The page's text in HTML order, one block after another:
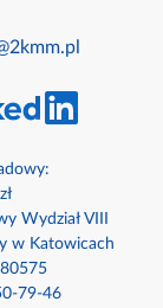
Wydział VIII
w Katowicach
79-46​